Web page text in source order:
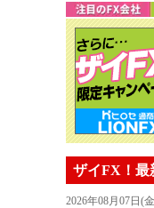
ザイFX！最
2026年08月07日(